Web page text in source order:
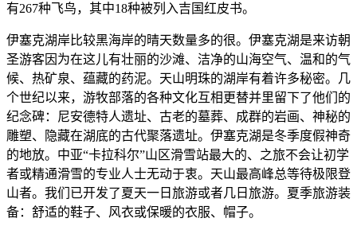
有267种飞鸟，其中18种被列入吉国红皮书。
伊塞克湖岸比较黑海岸的晴天数量多的很。伊塞克湖是来访朝
圣游客因为在这儿有壮丽的沙滩、洁净的山海空气、温和的气
候、热矿泉、蕴藏的药泥。天山明珠的湖岸有着许多秘密。几
个世纪以来，游牧部落的各种文化互相更替并里留下了他们的
纪念碑：尼安德特人遗址、古老的墓葬、成群的岩画、神秘的
雕塑、隐藏在湖底的古代聚落遗址。伊塞克湖是冬季度假神奇
的地放。中亚“卡拉科尔”山区滑雪站最大的、之旅不会让初学
者或精通滑雪的专业人士无动于衷。天山最高峰总等待极限登
山者。我们已开发了夏天一日旅游或者几日旅游。夏季旅游装
备：舒适的鞋子、风衣或保暖的衣服、帽子。